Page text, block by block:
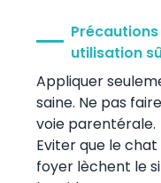
utilisation
Appliquer
saine. Ne pas
voie parentérale.
Eviter que le
foyer lèchent le